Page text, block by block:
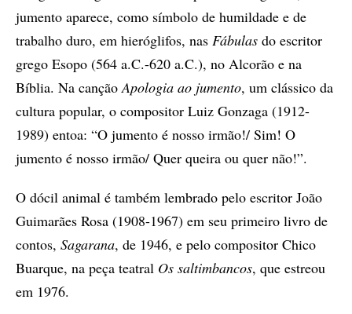
jumento aparece, como símbolo de humildade e de
trabalho duro, em hieróglifos, nas Fábulas do escritor
grego Esopo (564 a.C.-620 a.C.), no Alcorão e na
Bíblia. Na cançãoApologia ao jumento, um clássico da
cultura popular, o compositor Luiz Gonzaga (1912-
1989) entoa: “O jumento é nosso irmão!/ Sim! O
jumento é nosso irmão/ Quer queira ou quer não!”.
O dócil animal é também lembrado pelo escritor João
Guimarães Rosa (1908-1967) em seu primeiro livro de
contos, Sagarana, de 1946, e pelo compositor Chico
Buarque, na peça teatral Os saltimbancos, que estreou
em 1976.